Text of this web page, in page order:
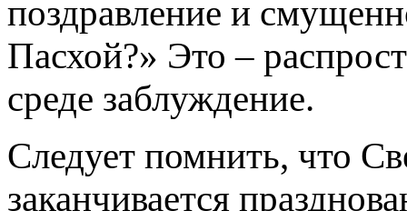
поздравление и
Пасхой?» Это –
среде заблуждение.
Следует помнить, что
заканчивается